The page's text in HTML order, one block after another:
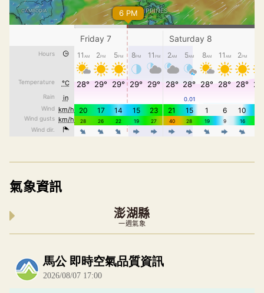
氣象資訊
澎湖縣
一週氣象
內嵌空氣品質小工具為視覺預覽，完整即時空